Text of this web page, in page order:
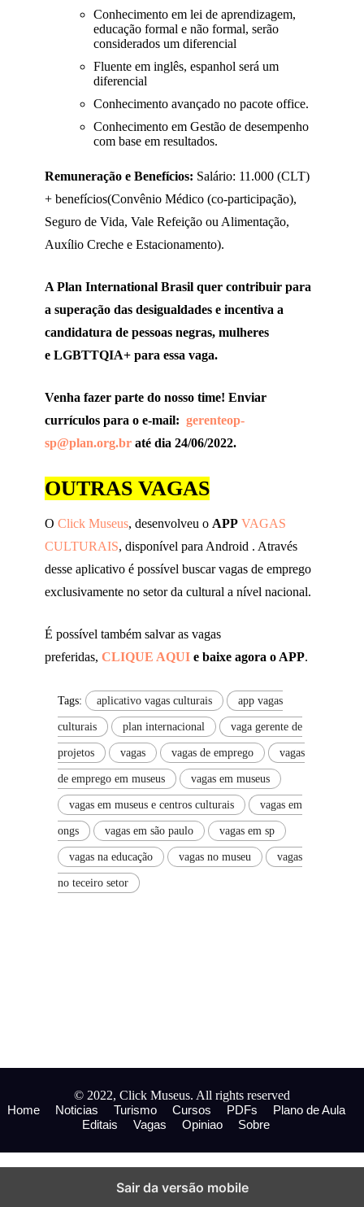
Conhecimento em lei de aprendizagem,
educação formal e não formal, serão
considerados um diferencial
Fluente em inglês, espanhol será um
diferencial
Conhecimento avançado no pacote office.
Conhecimento em Gestão de desempenho
com base em resultados.
Remuneração e Benefícios:​ Salário: 11.000 (CLT)
+ benefícios(Convênio Médico (co-participação),
Seguro de Vida, Vale Refeição ou Alimentação,
Auxílio Creche e Estacionamento).
A Plan International Brasil quer contribuir para
a superação das desigualdades e incentiva a
candidatura de pessoas negras, mulheres
e LGBTTQIA+ para essa vaga.
Venha fazer parte do nosso time! Enviar
currículos para o e-mail: gerenteop-
sp@plan.org.br até dia 24/06/2022.
OUTRAS VAGAS
O Click Museus, desenvolveu o APP VAGAS
CULTURAIS, disponível para Android . Através
desse aplicativo é possível buscar vagas de emprego
exclusivamente no setor da cultural a nível nacional.
É possível também salvar as vagas
preferidas, CLIQUE AQUI e baixe agora o APP.
Tags: aplicativo vagas culturais app vagas
culturais plan internacional vaga gerente de
projetos vagas vagas de emprego vagas
de emprego em museus vagas em museus
vagas em museus e centros culturais vagas em
ongs vagas em são paulo vagas em sp
vagas na educação vagas no museu vagas
no teceiro setor
© 2022, Click Museus. All rights reserved
Home
Noticias Turismo Cursos PDFs
Plano de Aula
Editais
Vagas Opiniao Sobre
Sair da versão mobile